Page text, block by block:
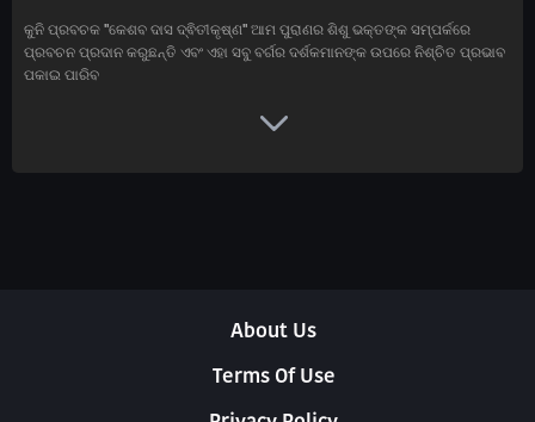
କୁନି ପ୍ରବଚକ ''କେଶବ ଦାସ ଦ୍ଵିତୀକୃଷ୍ଣ'' ଆମ ପୁରାଣର ଶିଶୁ ଭକ୍ତଙ୍କ ସମ୍ପର୍କରେ
ପ୍ରବଚନ ପ୍ରଦାନ କରୁଛନ୍ତି ଏବଂ ଏହା ସବୁ ବର୍ଗର ଦର୍ଶକମାନଙ୍କ ଉପରେ ନିଶ୍ଚିତ ପ୍ରଭାବ
ପକାଇ ପାରିବ
About Us
Terms Of Use